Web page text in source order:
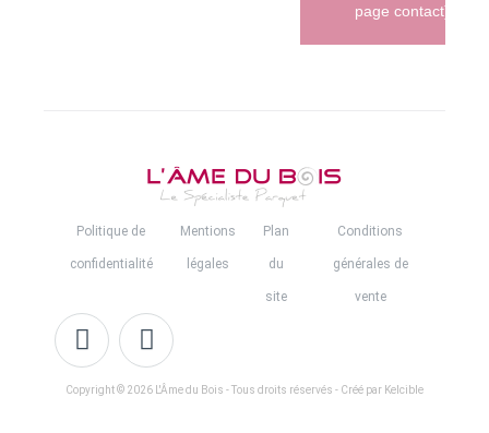
page contact)
Politique de
confidentialité
Mentions
légales
Plan
du
site
Conditions
générales de
vente
Copyright © 2026 L'Âme du Bois - Tous droits réservés - Créé par Kelcible